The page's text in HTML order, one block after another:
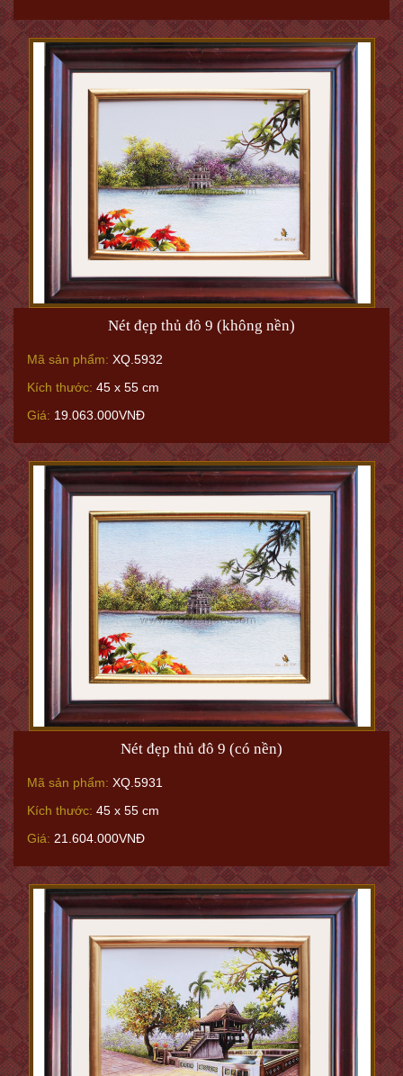
Nét đẹp thủ đô 9 (không nền)
Mã sản phẩm: XQ.5932
Kích thước: 45 x 55 cm
Giá: 19.063.000VNĐ
Nét đẹp thủ đô 9 (có nền)
Mã sản phẩm: XQ.5931
Kích thước: 45 x 55 cm
Giá: 21.604.000VNĐ